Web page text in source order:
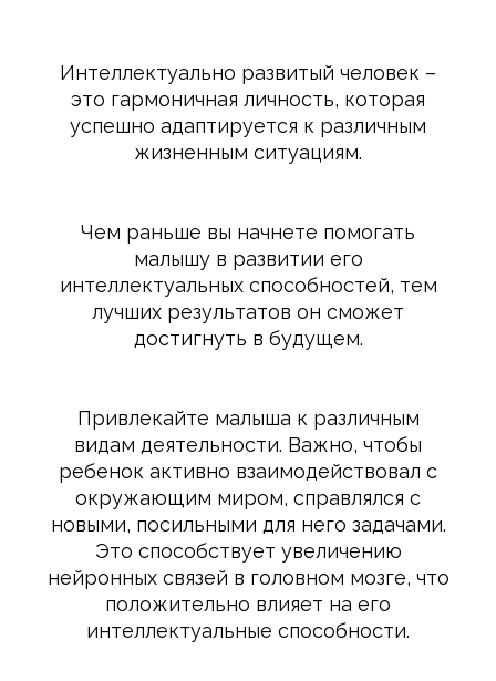
Интеллектуально развитый человек –
это гармоничная личность, которая
успешно адаптируется к различным
жизненным ситуациям.
Чем раньше вы начнете помогать
малышу в развитии его
интеллектуальных способностей, тем
лучших результатов он сможет
достигнуть в будущем.
Привлекайте малыша к различным
видам деятельности. Важно, чтобы
ребенок активно взаимодействовал с
окружающим миром, справлялся с
новыми, посильными для него задачами.
Это способствует увеличению
нейронных связей в головном мозге, что
положительно влияет на его
интеллектуальные способности.